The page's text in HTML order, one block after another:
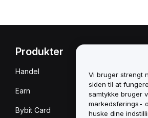
Produkter
Handel
Earn
Bybit Card
Politik om
Vi bruger strengt
siden til at
samtykke bruger
markedsførings-
huske dine